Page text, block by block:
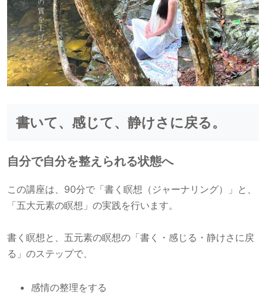
書いて、感じて、静けさに戻る。
自分で自分を整えられる状態へ
この講座は、90分で「書く瞑想（ジャーナリング）」と、
「五大元素の瞑想」の実践を行います。
書く瞑想と、五元素の瞑想の「書く・感じる・静けさに戻
る」のステップで、
感情の整理をする